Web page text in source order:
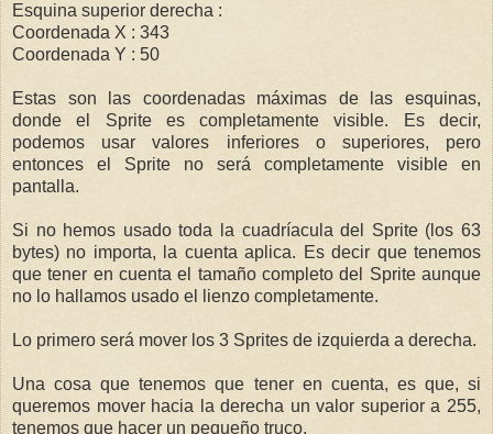
Esquina superior derecha :
Coordenada X : 343
Coordenada Y : 50
Estas son las coordenadas máximas de las esquinas,
donde el Sprite es completamente visible. Es decir,
podemos usar valores inferiores o superiores, pero
entonces el Sprite no será completamente visible en
pantalla.
Si no hemos usado toda la cuadríacula del Sprite (los 63
bytes) no importa, la cuenta aplica. Es decir que tenemos
que tener en cuenta el tamaño completo del Sprite aunque
no lo hallamos usado el lienzo completamente.
Lo primero será mover los 3 Sprites de izquierda a derecha.
Una cosa que tenemos que tener en cuenta, es que, si
queremos mover hacia la derecha un valor superior a 255,
tenemos que hacer un pequeño truco.